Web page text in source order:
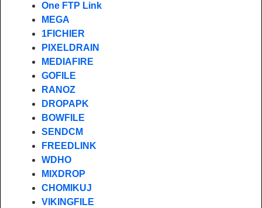
One FTP Link
MEGA
1FICHIER
PIXELDRAIN
MEDIAFIRE
GOFILE
RANOZ
DROPAPK
BOWFILE
SENDCM
FREEDLINK
WDHO
MIXDROP
CHOMIKUJ
VIKINGFILE